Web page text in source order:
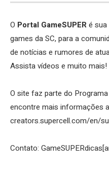
O Portal GameSUPERé
games da SC, para a
de notícias e rumores de
Assista vídeos e muito mais!
O site faz parte do
encontre mais informações
creators.supercell.com/en/
Contato: